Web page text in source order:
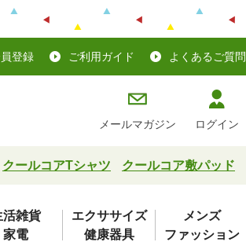
登録 ご利用ガイド よくあるご質問
メールマガジン ログイン
クールコアTシャツ クールコア敷パッド
活雑貨
家電
エクササイズ
健康器具
メンズ
ファッション